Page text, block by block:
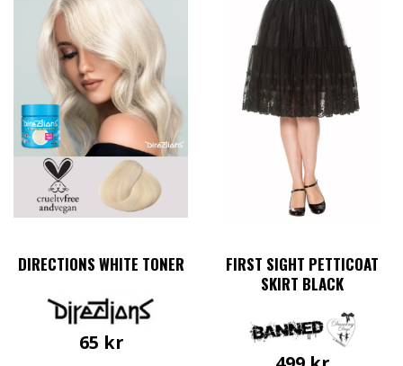
DIRECTIONS WHITE TONER
65 kr
FIRST SIGHT PETTICOAT
SKIRT BLACK